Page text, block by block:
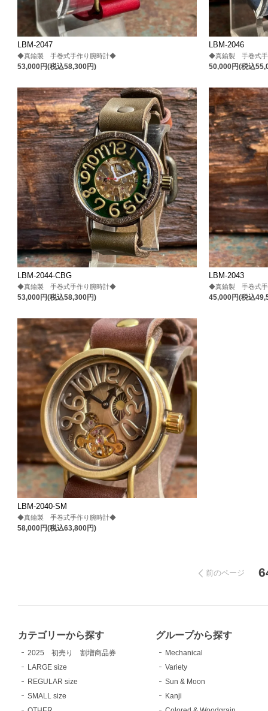
LBM-2047
◆真鍮製 手巻式手作り腕時計◆
53,000円(税込58,300円)
LBM-2046
◆真鍮製 手巻式
50,000円(税込
LBM-2044-CBG
◆真鍮製 手巻式手作り腕時計◆
53,000円(税込58,300円)
LBM-2043
◆真鍮製 手巻式
45,000円(税込
LBM-2040-SM
◆真鍮製 手巻式手作り腕時計◆
58,000円(税込63,800円)
前のページ
カテゴリーから探す
2025 初売り 割増商品券
LARGE size
REGULAR size
SMALL size
グループから探す
Mechanical
Variety
Sun & Moon
Kanji